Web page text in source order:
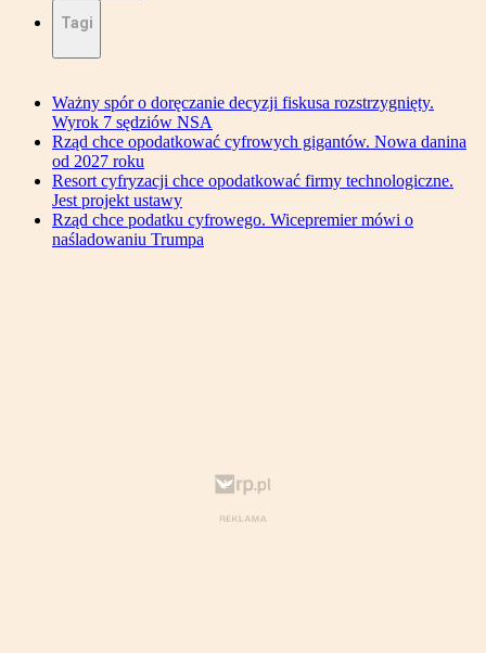
Tagi
Ważny spór o doręczanie decyzji fiskusa rozstrzygnięty.
Wyrok 7 sędziów NSA
Rząd chce opodatkować cyfrowych gigantów. Nowa danina
od 2027 roku
Resort cyfryzacji chce opodatkować firmy technologiczne.
Jest projekt ustawy
Rząd chce podatku cyfrowego. Wicepremier mówi o
naśladowaniu Trumpa